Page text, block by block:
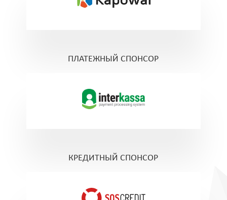
ПЛАТЕЖНЫЙ СПОНСОР
КРЕДИТНЫЙ СПОНСОР